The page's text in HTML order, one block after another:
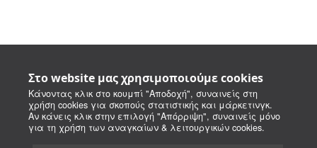
Στο website μας χρησιμοποιούμε cookies
Κάνοντας κλικ στο κουμπί "Αποδοχή", συναινείς στη
χρήση cookies για σκοπούς στατιστικής και μάρκετινγκ.
Αν κάνεις κλικ στην επιλογή "Απόρριψη", συναινείς μόνο
για τη χρήση των αναγκαίων & λειτουργικών cookies.